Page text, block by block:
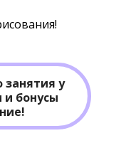
занятия у
и бонусы